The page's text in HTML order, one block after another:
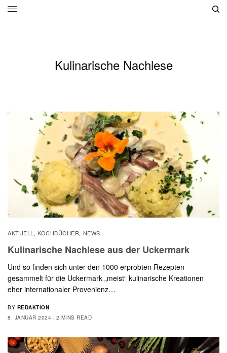
Kulinarische Nachlese
AKTUELL , KOCHBÜCHER, NEWS
Kulinarische Nachlese aus der Uckermark
Und so finden sich unter den 1000 erprobten Rezepten
gesammelt für die Uckermark „meist“ kulinarische Kreationen
eher internationaler Provenienz…
BY REDAKTION
8. JANUAR 2024
2 MINS READ